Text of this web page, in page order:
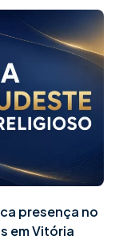
presença no
em Vitória